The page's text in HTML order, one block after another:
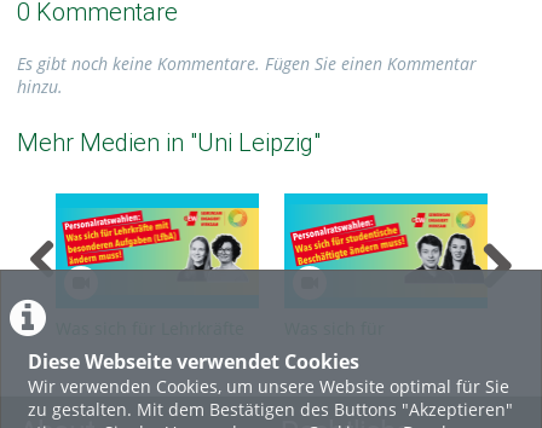
Diese Webseite verwendet Cookies
Wir verwenden Cookies, um unsere Website optimal für Sie
zu gestalten. Mit dem Bestätigen des Buttons "Akzeptieren"
0 Kommentare
Es gibt noch keine Kommentare. Fügen Sie einen Kommentar
hinzu.
Mehr Medien in "Uni Leipzig"
für besondere Aufgaben
(LfbA) ändern muss
studentische
Beschäftigte ändern
muss